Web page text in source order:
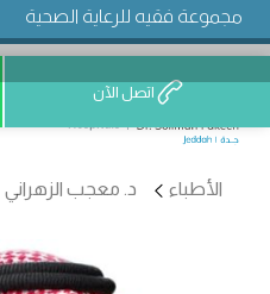
مجموعة فقيه للرعاية الصحية
اتصل الآن
الأطباء د. معجب الزهراني